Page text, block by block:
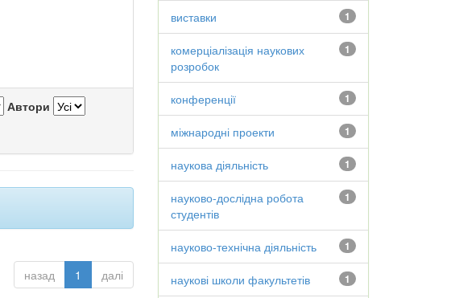
Автори
назад 1 далі
1
виставки
1
комерціалізація наукових
розробок
1
конференції
1
міжнародні проекти
1
наукова діяльність
1
науково-дослідна робота
студентів
1
науково-технічна діяльність
1
наукові школи факультетів